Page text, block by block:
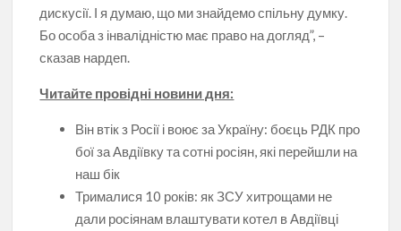
дискусії. І я думаю, що ми знайдемо спільну думку.
Бо особа з інвалідністю має право на догляд”, –
сказав нардеп.
Читайте провідні новини дня:
Він втік з Росії і воює за Україну: боєць РДК про
бої за Авдіївку та сотні росіян, які перейшли на
наш бік
Трималися 10 років: як ЗСУ хитрощами не
дали росіянам влаштувати котел в Авдіївці